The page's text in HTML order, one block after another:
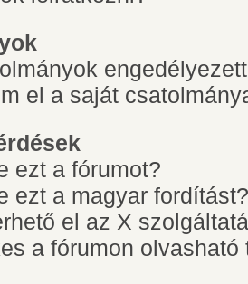
el a saját
ezt a fórumot?
ezt a magyar fordítást?
el az X
a fórumon